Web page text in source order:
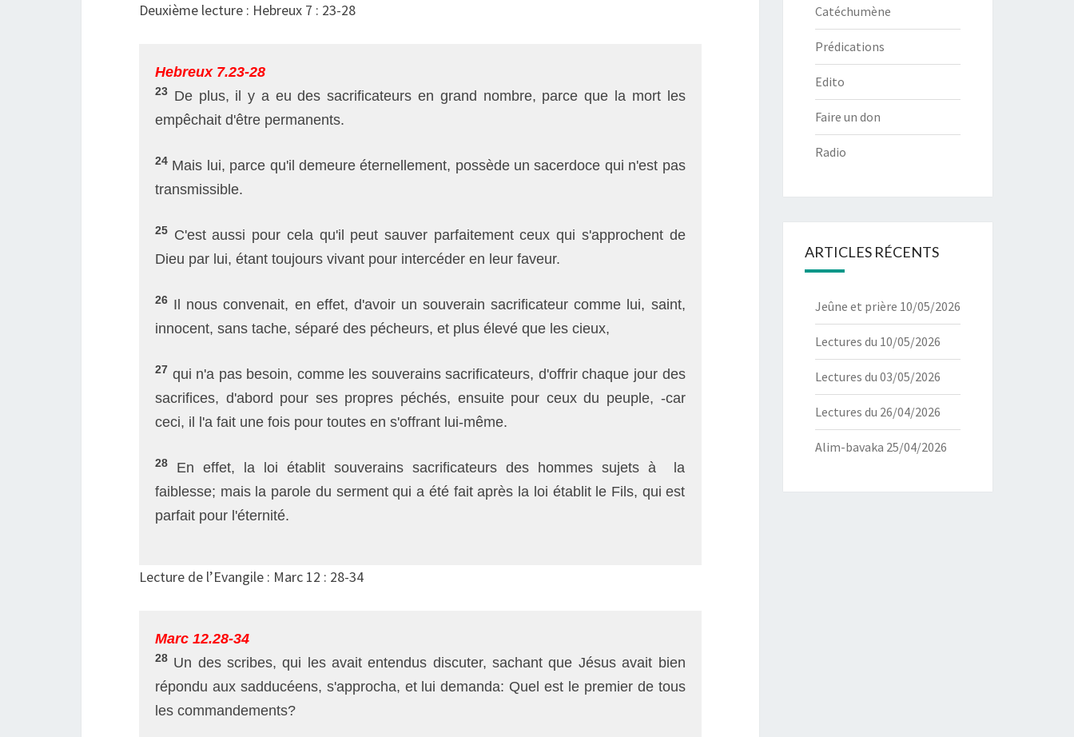
Deuxième lecture : Hebreux 7 : 23-28
Hebreux 7.23-28
23 De plus, il y a eu des sacrificateurs en grand nombre, parce que la mort les
empêchait d'être permanents.
24 Mais lui, parce qu'il demeure éternellement, possède un sacerdoce qui n'est pas
transmissible.
25 C'est aussi pour cela qu'il peut sauver parfaitement ceux qui s'approchent de
Dieu par lui, étant toujours vivant pour intercéder en leur faveur.
26 Il nous convenait, en effet, d'avoir un souverain sacrificateur comme lui, saint,
innocent, sans tache, séparé des pécheurs, et plus élevé que les cieux,
27 qui n'a pas besoin, comme les souverains sacrificateurs, d'offrir chaque jour des
sacrifices, d'abord pour ses propres péchés, ensuite pour ceux du peuple, -car
ceci, il l'a fait une fois pour toutes en s'offrant lui-même.
28
En effet, la loi établit souverains sacrificateurs des hommes sujets à la
faiblesse; mais la parole du serment qui a été fait après la loi établit le Fils, qui est
parfait pour l'éternité.
Lecture de l’Evangile : Marc 12 : 28-34
Marc 12.28-34
28 Un des scribes, qui les avait entendus discuter, sachant que Jésus avait bien
répondu aux sadducéens, s'approcha, et lui demanda: Quel est le premier de tous
les commandements?
Catéchumène
Prédications
Edito
Faire un don
Radio
ARTICLES RÉCENTS
Jeûne et prière 10/05/2026
Lectures du 10/05/2026
Lectures du 03/05/2026
Lectures du 26/04/2026
Alim-bavaka 25/04/2026